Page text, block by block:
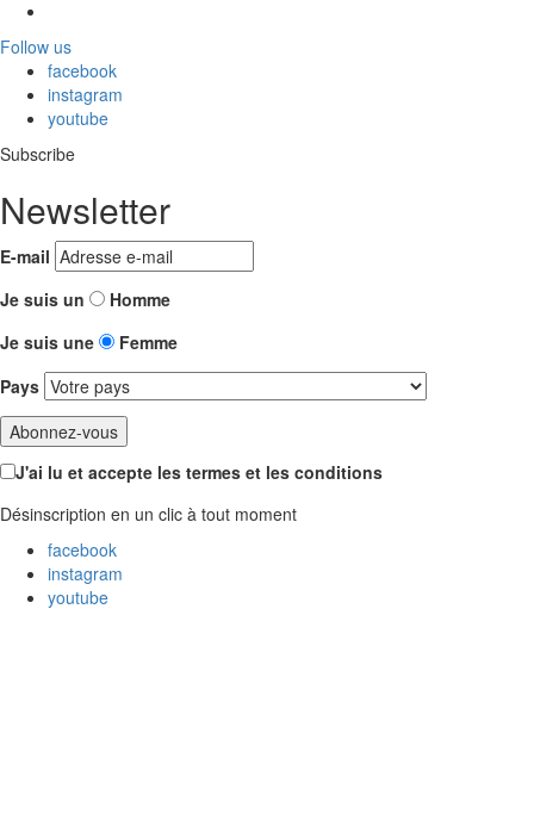
Follow us
facebook
instagram
youtube
Subscribe
Newsletter
E-mail
Je suis un
Homme
Je suis une
Femme
Pays
J'ai lu et accepte les termes et les conditions
Désinscription en un clic à tout moment
facebook
instagram
youtube